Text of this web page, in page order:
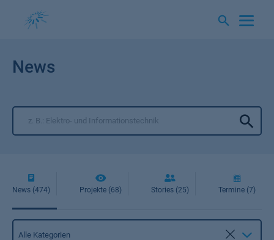
News
News (474) Projekte (68) Stories (25) Termine (7)
Kategorie
Alle Kategorien